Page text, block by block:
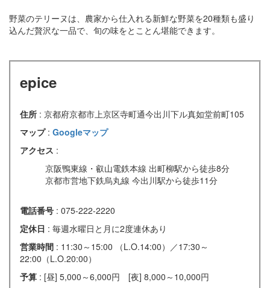
野菜のテリーヌは、農家から仕入れる新鮮な野菜を20種類も盛り
込んだ贅沢な一品で、旬の味をとことん堪能できます。
epice
住所 : 京都府京都市上京区寺町通今出川下ル真如堂前町105
マップ : Googleマップ
アクセス :
京阪鴨東線・叡山電鉄本線 出町柳駅から徒歩8分
京都市営地下鉄烏丸線 今出川駅から徒歩11分
電話番号 : 075-222-2220
定休日 : 毎週水曜日と月に2度連休あり
営業時間 : 11:30～15:00 （L.O.14:00）／17:30～
22:00（L.O.20:00）
予算 : [昼] 5,000～6,000円 [夜] 8,000～10,000円